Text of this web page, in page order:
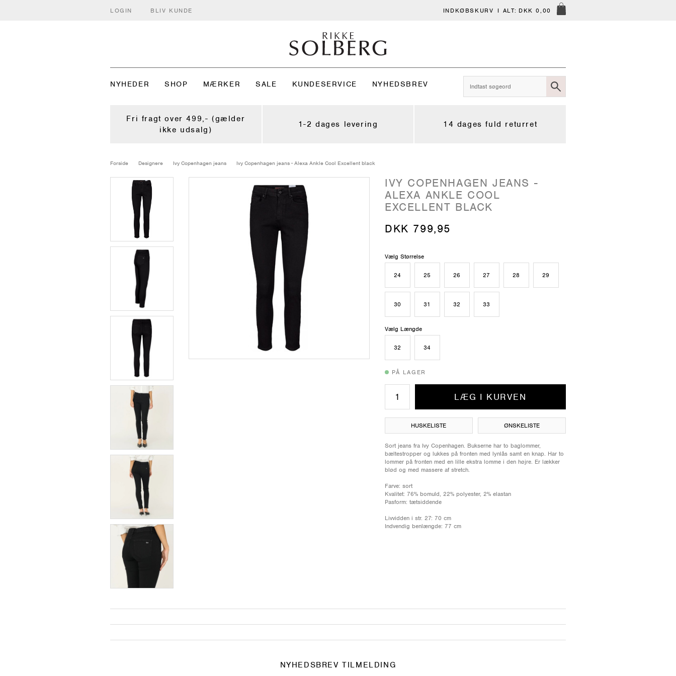
LOGIN BLIV KUNDE INDKØBSKURV I ALT: DKK 0,00
NYHEDER SHOP MÆRKER SALE KUNDESERVICE NYHEDSBREV
Fri fragt over 499,- (gælder
ikke udsalg)
1-2 dages levering 14 dages fuld returret
Forside Designere Ivy Copenhagen jeans Ivy Copenhagen jeans - Alexa Ankle Cool Excellent black
IVY COPENHAGEN JEANS -
ALEXA ANKLE COOL
EXCELLENT BLACK
DKK 799,95
Vælg Størrelse
24 25 26 27 28 29
30 31 32 33
Vælg Længde
32 34
PÅ LAGER
LÆG I KURVEN
HUSKELISTE ØNSKELISTE
Sort jeans fra Ivy Copenhagen. Bukserne har to baglommer,
bæltestropper og lukkes på fronten med lynlås samt en knap. Har to
lommer på fronten med en lille ekstra lomme i den højre. Er lækker
blød og med massere af stretch.
Farve: sort
Kvalitet: 76% bomuld, 22% polyester, 2% elastan
Pasform: tætsiddende
Livvidden i str. 27: 70 cm
Indvendig benlængde: 77 cm
NYHEDSBREV TILMELDING